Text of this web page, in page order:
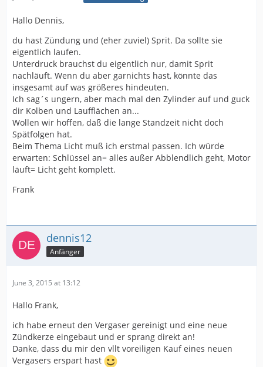
Hallo Dennis,
du hast Zündung und (eher zuviel) Sprit. Da sollte sie
eigentlich laufen.
Unterdruck brauchst du eigentlich nur, damit Sprit
nachläuft. Wenn du aber garnichts hast, könnte das
insgesamt auf was größeres hindeuten.
Ich sag´s ungern, aber mach mal den Zylinder auf und guck
dir Kolben und Laufflächen an...
Wollen wir hoffen, daß die lange Standzeit nicht doch
Spätfolgen hat.
Beim Thema Licht muß ich erstmal passen. Ich würde
erwarten: Schlüssel an= alles außer Abblendlich geht, Motor
läuft= Licht geht komplett.
Frank
dennis12
Anfänger
June 3, 2015 at 13:12
Hallo Frank,
ich habe erneut den Vergaser gereinigt und eine neue
Zündkerze eingebaut und er sprang direkt an!
Danke, dass du mir den vllt voreiligen Kauf eines neuen
Vergasers erspart hast